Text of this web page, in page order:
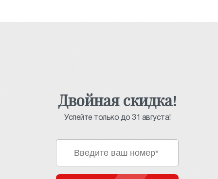
Двойная скидка!
Успейте только до 31 августа!